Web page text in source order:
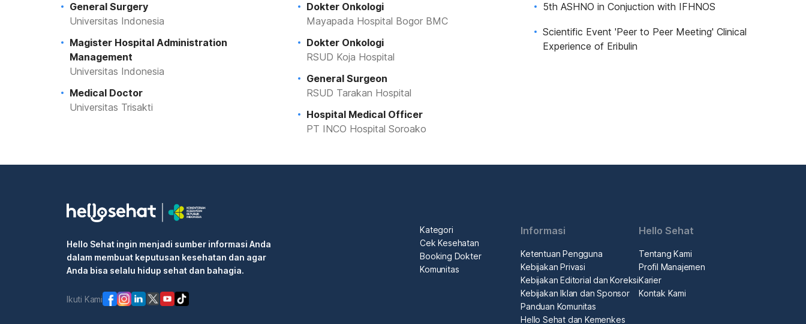
General Surgery
Universitas Indonesia
Magister Hospital Administration
Management
Universitas Indonesia
Medical Doctor
Universitas Trisakti
Dokter Onkologi
Mayapada Hospital Bogor BMC
Dokter Onkologi
RSUD Koja Hospital
General Surgeon
RSUD Tarakan Hospital
Hospital Medical Officer
PT INCO Hospital Soroako
5th ASHNO in Conjuction with IFHNOS
Scientific Event 'Peer to Peer Meeting' Clinical
Experience of Eribulin
Hello Sehat ingin menjadi sumber informasi Anda
dalam membuat keputusan kesehatan dan agar
Anda bisa selalu hidup sehat dan bahagia.
Ikuti Kami
Kategori
Cek Kesehatan
Booking Dokter
Komunitas
Informasi
Ketentuan Pengguna
Kebijakan Privasi
Kebijakan Editorial dan Koreksi
Kebijakan Iklan dan Sponsor
Panduan Komunitas
Hello Sehat dan Kemenkes
Hello Sehat
Tentang Kami
Profil Manajemen
Karier
Kontak Kami